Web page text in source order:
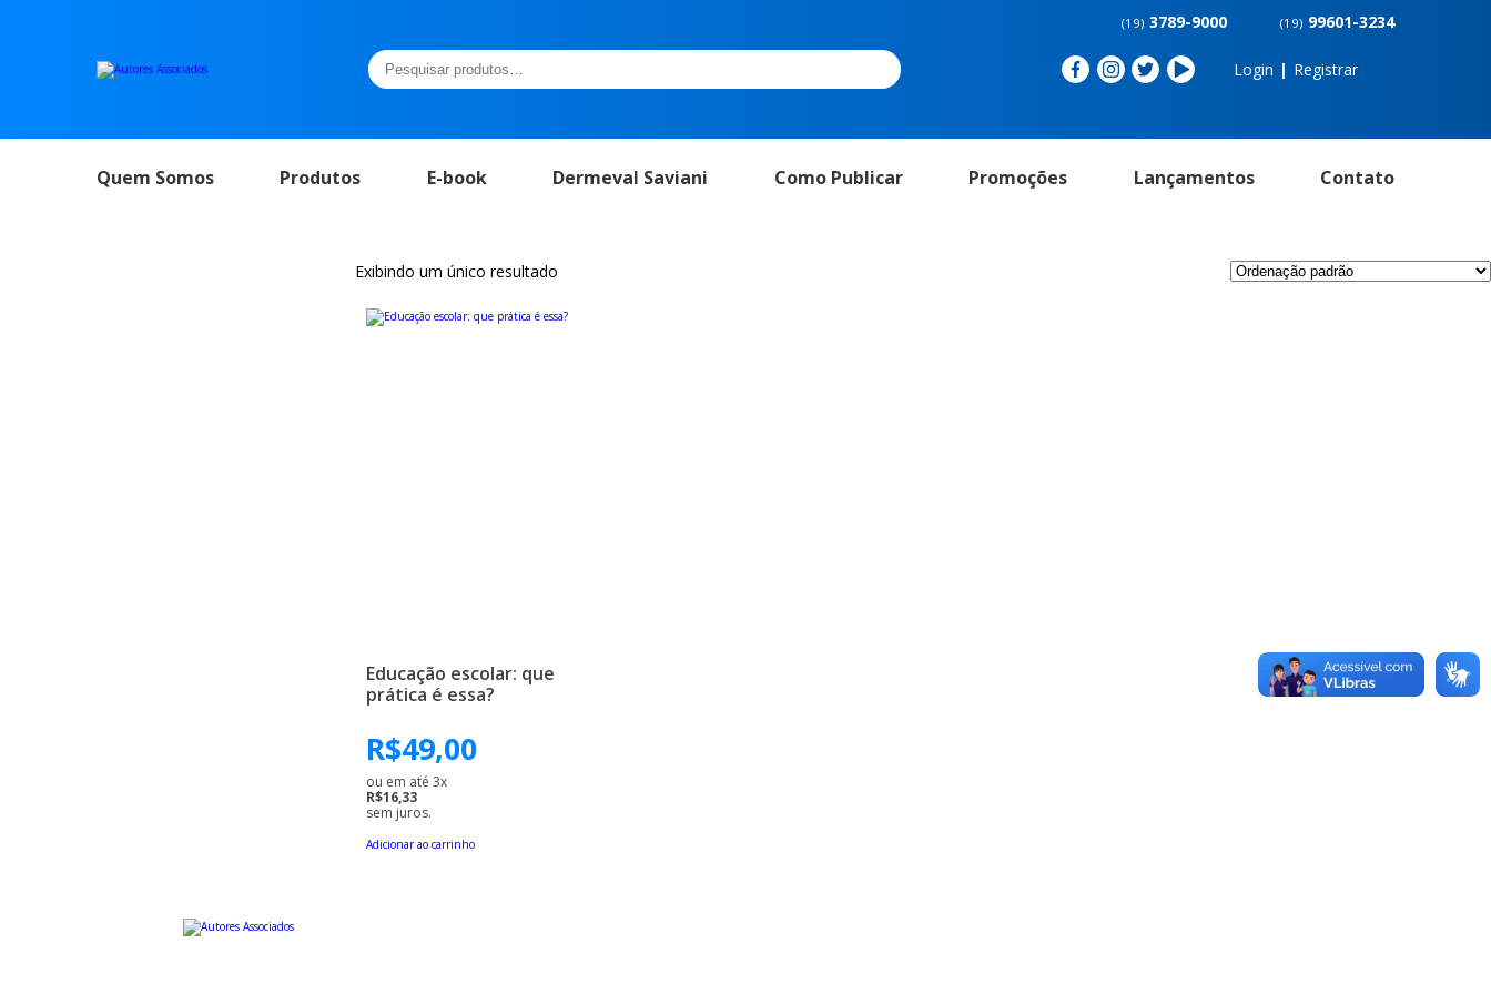
(19) 3789-9000 (19) 99601-3234
Pesquisar
por:
Login | Registrar
Quem Somos Produtos E-book Dermeval Saviani Como Publicar Promoções Lançamentos Contato
Exibindo um único resultado
Educação escolar: que
prática é essa?
R$49,00
ou em até 3x
R$16,33
sem juros.
Adicionar ao carrinho